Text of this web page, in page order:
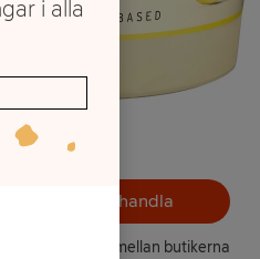
Välj butik och handla
kan variera mellan butikerna
i alla